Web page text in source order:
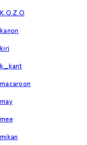
K.O.Z.O
kanon
kiri
k_kant
macaroon
may
mee
mikan